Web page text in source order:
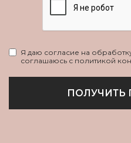
Я даю согласие на
соглашаюсь с политикой